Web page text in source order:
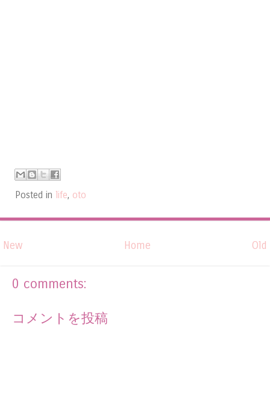
Posted in life, oto
New Old
Home
0 comments:
コメントを投稿